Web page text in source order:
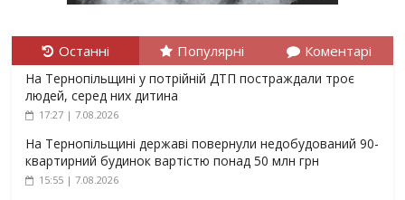
Останні Популярні Коментарі
На Тернопільщині у потрійній ДТП постраждали троє
людей, серед них дитина
17:27 | 7.08.2026
На Тернопільщині державі повернули недобудований 90-
квартирний будинок вартістю понад 50 млн грн
15:55 | 7.08.2026